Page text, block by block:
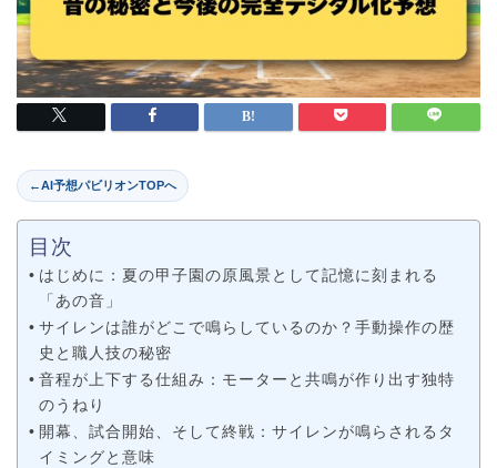
←AI予想パビリオンTOPへ
目次
はじめに：夏の甲子園の原風景として記憶に刻まれる
「あの音」
サイレンは誰がどこで鳴らしているのか？手動操作の歴
史と職人技の秘密
音程が上下する仕組み：モーターと共鳴が作り出す独特
のうねり
開幕、試合開始、そして終戦：サイレンが鳴らされるタ
イミングと意味